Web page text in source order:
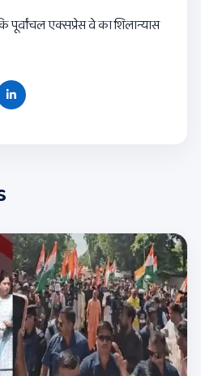
पूर्वांचल एक्सप्रेस वे का शिलान्यास